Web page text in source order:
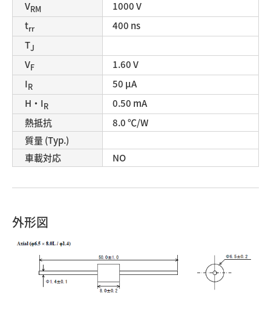
VRM
1000 V
trr
400 ns
TJ
VF
1.60 V
IR
50 μA
H・IR
0.50 mA
熱抵抗
8.0 ℃/W
質量 (Typ.)
車載対応
NO
外形図